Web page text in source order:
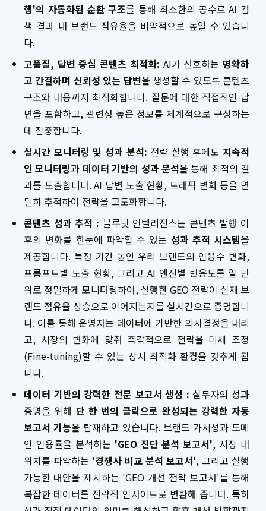
행'의 자동화된 순환 구조를 통해 최소한의 공수로 AI 검
색 결과 내 브랜드 점유율을 비약적으로 높일 수 있습니
다.
고품질, 답변 중심 콘텐츠 최적화: AI가 선호하는 명확하
고 간결하며 신뢰성 있는 답변을 생성할 수 있도록 콘텐츠
구조와 내용까지 최적화합니다. 질문에 대한 직접적인 답
변을 포함하고, 관련성 높은 정보를 체계적으로 구성하는
데 집중합니다.
실시간 모니터링 및 성과 분석: 전략 실행 후에도 지속적
인 모니터링과 데이터 기반의 성과 분석을 통해 최적의 결
과를 도출합니다. AI 답변 노출 현황, 트래픽 변화 등을 면
밀히 추적하여 전략을 고도화합니다.
콘텐츠 성과 추적 : 블루닷 인텔리전스는 콘텐츠 발행 이
후의 변화를 한눈에 파악할 수 있는 성과 추적 시스템을
제공합니다. 특정 기간 동안 우리 브랜드의 인용수 변화,
프롬프트별 노출 현황, 그리고 AI 엔진별 반응도를 일 단
위로 정밀하게 모니터링하여, 실행한 GEO 전략이 실제 브
랜드 점유율 상승으로 이어지는지를 실시간으로 증명합니
다. 이를 통해 운영자는 데이터에 기반한 의사결정을 내리
고, 시장의 변화에 맞춰 즉각적으로 전략을 미세 조정
(Fine-tuning)할 수 있는 상시 최적화 환경을 갖추게 됩
니다.
데이터 기반의 강력한 전문 보고서 생성 :실무자의 성과
증명을 위해 단 한 번의 클릭으로 완성되는 강력한 자동
보고서 기능을 탑재하고 있습니다. 브랜드 가시성과 도메
인 인용률을 분석하는 'GEO 진단 분석 보고서', 시장 내
위치를 파악하는 '경쟁사 비교 분석 보고서', 그리고 실행
가능한 대안을 제시하는 'GEO 개선 전략 보고서'를 통해
복잡한 데이터를 전략적 인사이트로 변환해 줍니다. 특히